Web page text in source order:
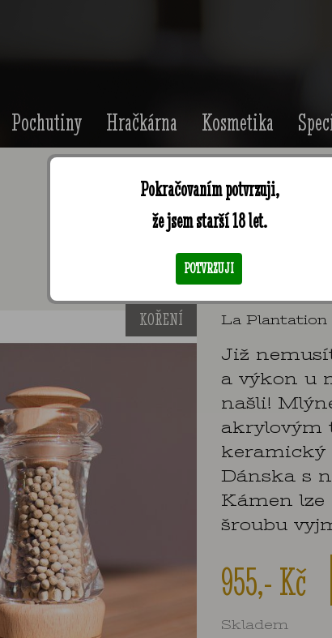
Pochutiny Hračkárna Kosmetika
Mlýnek bílý pepř
KOŘENÍ La Plantation
Již
a výkon u
našli!
akrylovým
keramický
Dánska s
Kámen lze
šroubu
955,- Kč
Skladem
Pokračovaním potvrzuji,
že jsem starší 18 let.
POTVRZUJI